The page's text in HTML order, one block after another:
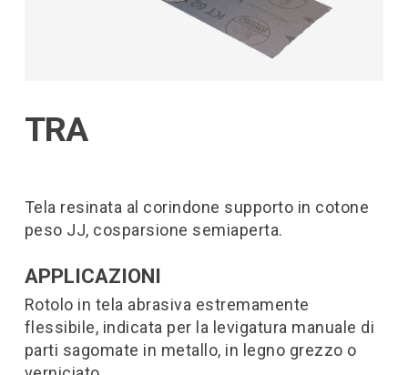
TRA
Tela resinata al corindone supporto in cotone
peso JJ, cosparsione semiaperta.
APPLICAZIONI
Rotolo in tela abrasiva estremamente
flessibile, indicata per la levigatura manuale di
parti sagomate in metallo, in legno grezzo o